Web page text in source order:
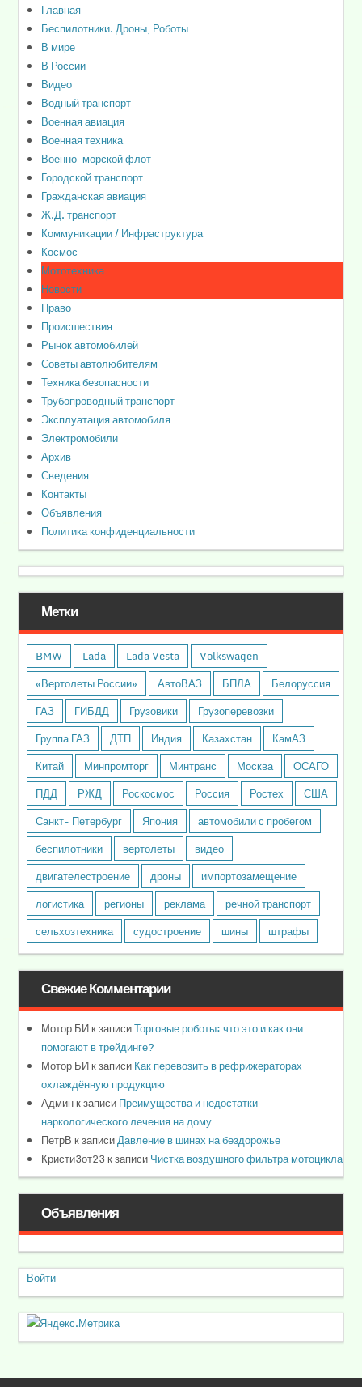
Главная
Беспилотники. Дроны, Роботы
В мире
В России
Видео
Водный транспорт
Военная авиация
Военная техника
Военно-морской флот
Городской транспорт
Гражданская авиация
Ж.Д. транспорт
Коммуникации / Инфраструктура
Космос
Мототехника
Новости
Право
Происшествия
Рынок автомобилей
Советы автолюбителям
Техника безопасности
Трубопроводный транспорт
Эксплуатация автомобиля
Электромобили
Архив
Сведения
Контакты
Объявления
Политика конфиденциальности
Метки
BMW Lada Lada Vesta
Volkswagen
«Вертолеты России»
АвтоВАЗ БПЛА
Белоруссия
ГАЗ
ГИБДД Грузовики
Грузоперевозки
Группа ГАЗ
ДТП Индия Казахстан
КамАЗ
Китай
Минпромторг Минтранс Москва
ОСАГО
ПДД
РЖД Роскосмос Россия Ростех
США
Санкт- Петербург
Япония
автомобили с пробегом
беспилотники
вертолеты
видео
двигателестроение
дроны
импортозамещение
логистика
регионы реклама
речной транспорт
сельхозтехника
судостроение шины штрафы
Свежие Комментарии
Мотор БИк записиТорговые роботы: что это и как они
помогают в трейдинге?
Мотор БИк записиКак перевозить в рефрижераторах
охлаждённую продукцию
Админк записиПреимущества и недостатки
наркологического лечения на дому
ПетрВ к записиДавление в шинах на бездорожье
Кристи3от23 к записиЧистка воздушного фильтра мотоцикла
Объявления
Войти